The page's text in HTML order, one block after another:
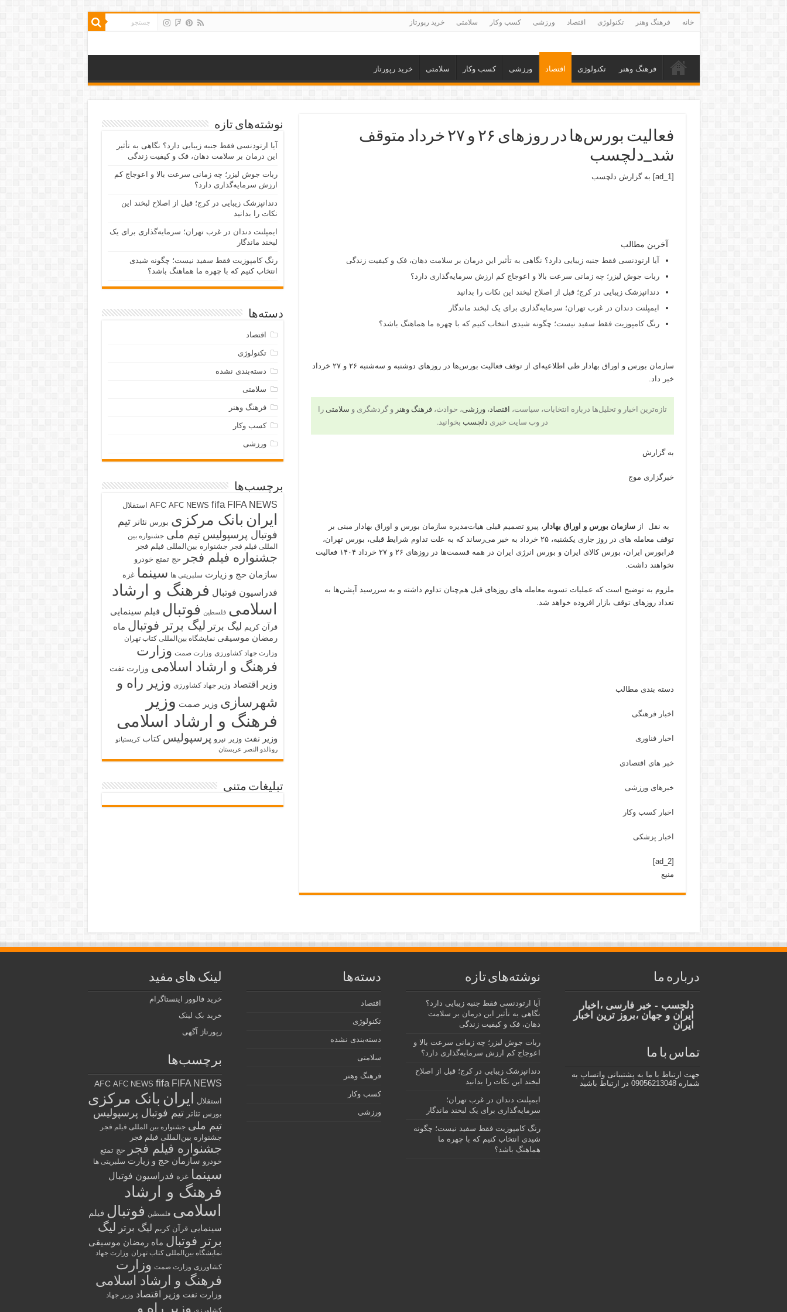
خانه فرهنگ وهنر تکنولوژی اقتصاد ورزشی کسب وکار سلامتی خرید رپورتاز
فرهنگ وهنر تکنولوژی اقتصاد ورزشی کسب وکار سلامتی خرید رپورتاز
فعالیت بورس‌ها در روزهای ۲۶ و ۲۷ خرداد متوقف
شد_دلچسب
[ad_1] به گزارش دلچسب
آخرین مطالب
آیا ارتودنسی فقط جنبه زیبایی دارد؟ نگاهی به تأثیر این درمان بر سلامت دهان، فک و کیفیت زندگی
ربات جوش لیزر؛ چه زمانی سرعت بالا و اعوجاج کم ارزش سرمایه‌گذاری دارد؟
دندانپزشک زیبایی در کرج؛ قبل از اصلاح لبخند این نکات را بدانید
ایمپلنت دندان در غرب تهران؛ سرمایه‌گذاری برای یک لبخند ماندگار
رنگ کامپوزیت فقط سفید نیست؛ چگونه شیدی انتخاب کنیم که با چهره ما هماهنگ باشد؟
سازمان بورس و اوراق بهادار طی اطلاعیه‌ای از توقف فعالیت بورس‌ها در روزهای دوشنبه و سه‌شنبه ۲۶ و ۲۷ خرداد
خبر داد.
تازه‌ترین اخبار و تحلیل‌ها درباره انتخابات، سیاست، اقتصاد،ورزشی، حوادث،فرهنگ وهنر و گردشگری و سلامتی را
در وب سایت خبری دلچسب بخوانید.
به گزارش
خبرگزاری موج
به نقل ازسازمان بورس و اوراق بهادار ، پیرو تصمیم قبلی هیات‌مدیره سازمان بورس و اوراق بهادار مبنی بر
توقف معامله های در روز جاری یکشنبه، ۲۵ خرداد به خبر می‌رساند که به علت تداوم شرایط قبلی، بورس تهران،
فرابورس ایران، بورس کالای ایران و بورس انرژی ایران در همه قسمت‌ها در روزهای ۲۶ و ۲۷ خرداد ۱۴۰۴ فعالیت
نخواهند داشت.
ملزوم به توضیح است که عملیات تسویه معامله های روزهای قبل هم‌چنان تداوم داشته و به سررسید آپشن‌ها به
تعداد روزهای توقف بازار افزوده خواهد شد.
دسته بندی مطالب
اخبار فرهنگی
اخبار فناوری
خبر های اقتصادی
خبرهای ورزشی
اخبار کسب وکار
اخبار پزشکی
[ad_2]
منبع
نوشته‌های تازه
آیا ارتودنسی فقط جنبه زیبایی دارد؟ نگاهی به تأثیر
این درمان بر سلامت دهان، فک و کیفیت زندگی
ربات جوش لیزر؛ چه زمانی سرعت بالا و اعوجاج کم
ارزش سرمایه‌گذاری دارد؟
دندانپزشک زیبایی در کرج؛ قبل از اصلاح لبخند این
نکات را بدانید
ایمپلنت دندان در غرب تهران؛ سرمایه‌گذاری برای یک
لبخند ماندگار
رنگ کامپوزیت فقط سفید نیست؛ چگونه شیدی
انتخاب کنیم که با چهره ما هماهنگ باشد؟
دسته‌ها
اقتصاد
تکنولوژی
دسته‌بندی نشده
سلامتی
فرهنگ وهنر
کسب وکار
ورزشی
برچسب‌ها
AFC AFC NEWS fifa FIFA NEWS استقلال
ایران بانک مرکزی بورس تئاتر تیم
فوتبال پرسپولیس تیم ملی جشنواره بین
المللی فیلم فجر جشنواره بین‌المللی فیلم فجر
جشنواره فیلم فجر حج تمتع خودرو
سازمان حج و زیارت سلبریتی ها سینما غزه
فدراسیون فوتبال فرهنگ و ارشاد
اسلامی فلسطین فوتبال فیلم سینمایی
قرآن کریم لیگ برتر لیگ برتر فوتبال ماه
رمضان موسیقی نمایشگاه بین‌المللی کتاب تهران
وزارت جهاد کشاورزی وزارت صمت وزارت
فرهنگ و ارشاد اسلامی وزارت نفت
وزیر اقتصاد وزیر جهاد کشاورزی وزیر راه و
شهرسازی وزیر صمت وزیر
فرهنگ و ارشاد اسلامی
وزیر نفت وزیر نیرو پرسپولیس کتاب کریستیانو
رونالدو النصر عربستان
تبلیغات متنی
درباره ما
دلچسب - خبر فارسی ،اخبار
ایران و جهان ،بروز ترین اخبار
ایران
تماس با ما
جهت ارتباط با ما به پشتیبانی واتساپ به
شماره 09056213048 در ارتباط باشید
نوشته‌های تازه
آیا ارتودنسی فقط جنبه زیبایی دارد؟
نگاهی به تأثیر این درمان بر سلامت
دهان، فک و کیفیت زندگی
ربات جوش لیزر؛ چه زمانی سرعت بالا و
اعوجاج کم ارزش سرمایه‌گذاری دارد؟
دندانپزشک زیبایی در کرج؛ قبل از اصلاح
لبخند این نکات را بدانید
ایمپلنت دندان در غرب تهران؛
سرمایه‌گذاری برای یک لبخند ماندگار
رنگ کامپوزیت فقط سفید نیست؛ چگونه
شیدی انتخاب کنیم که با چهره ما
هماهنگ باشد؟
دسته‌ها
اقتصاد
تکنولوژی
دسته‌بندی نشده
سلامتی
فرهنگ وهنر
کسب وکار
ورزشی
لینک های مفید
خرید فالوور اینستاگرام
خرید بک لینک
رپورتاژ آگهی
برچسب‌ها
AFC AFC NEWS fifa FIFA NEWS
استقلال ایران بانک مرکزی
بورس تئاتر تیم فوتبال پرسپولیس
تیم ملی جشنواره بین المللی فیلم فجر
جشنواره بین‌المللی فیلم فجر
جشنواره فیلم فجر
حج تمتع
خودرو سازمان حج و زیارت سلبریتی ها
سینما غزه فدراسیون فوتبال
فرهنگ و ارشاد
اسلامی فلسطین فوتبال فیلم
سینمایی قرآن کریم لیگ برتر لیگ
برتر فوتبال ماه رمضان موسیقی
نمایشگاه بین‌المللی کتاب تهران وزارت جهاد
کشاورزی وزارت صمت وزارت
فرهنگ و ارشاد اسلامی
وزارت نفت وزیر اقتصاد وزیر جهاد
کشاورزی وزیر راه و